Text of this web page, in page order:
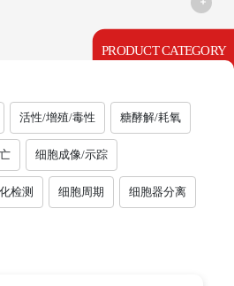
PRODUCT CATEGORY
活性/增殖/毒性 糖酵解/耗氧
细胞成像/示踪
检测 细胞周期 细胞器分离